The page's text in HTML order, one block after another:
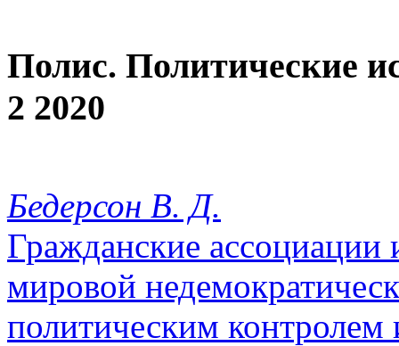
Полис. Политические
2 2020
Бедерсон В. Д.
Гражданские
мировой
политическим